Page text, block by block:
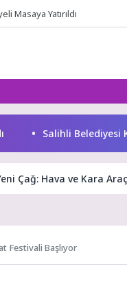
Masaya Yatırıldı
Salihli Belediyesi Keli
Çağ: Hava ve Kara
Festivali Başlıyor